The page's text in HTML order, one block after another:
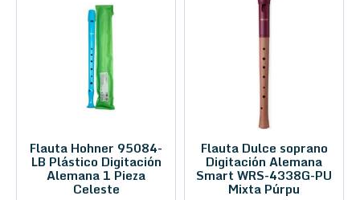
Flauta Hohner 95084-
LB Plástico Digitación
Alemana 1 Pieza
Celeste
Flauta Dulce soprano
Digitación Alemana
Smart WRS-4338G-PU
Mixta Púrpu